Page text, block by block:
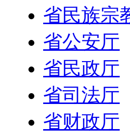
省民族宗
省公安厅
省民政厅
省司法厅
省财政厅